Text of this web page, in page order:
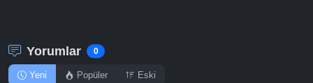
Bölüm No: 13
Yorumlar 0
Yeni Popüler Eski